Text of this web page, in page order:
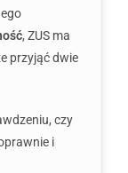
, ZUS ma
przyjąć dwie
czy
i